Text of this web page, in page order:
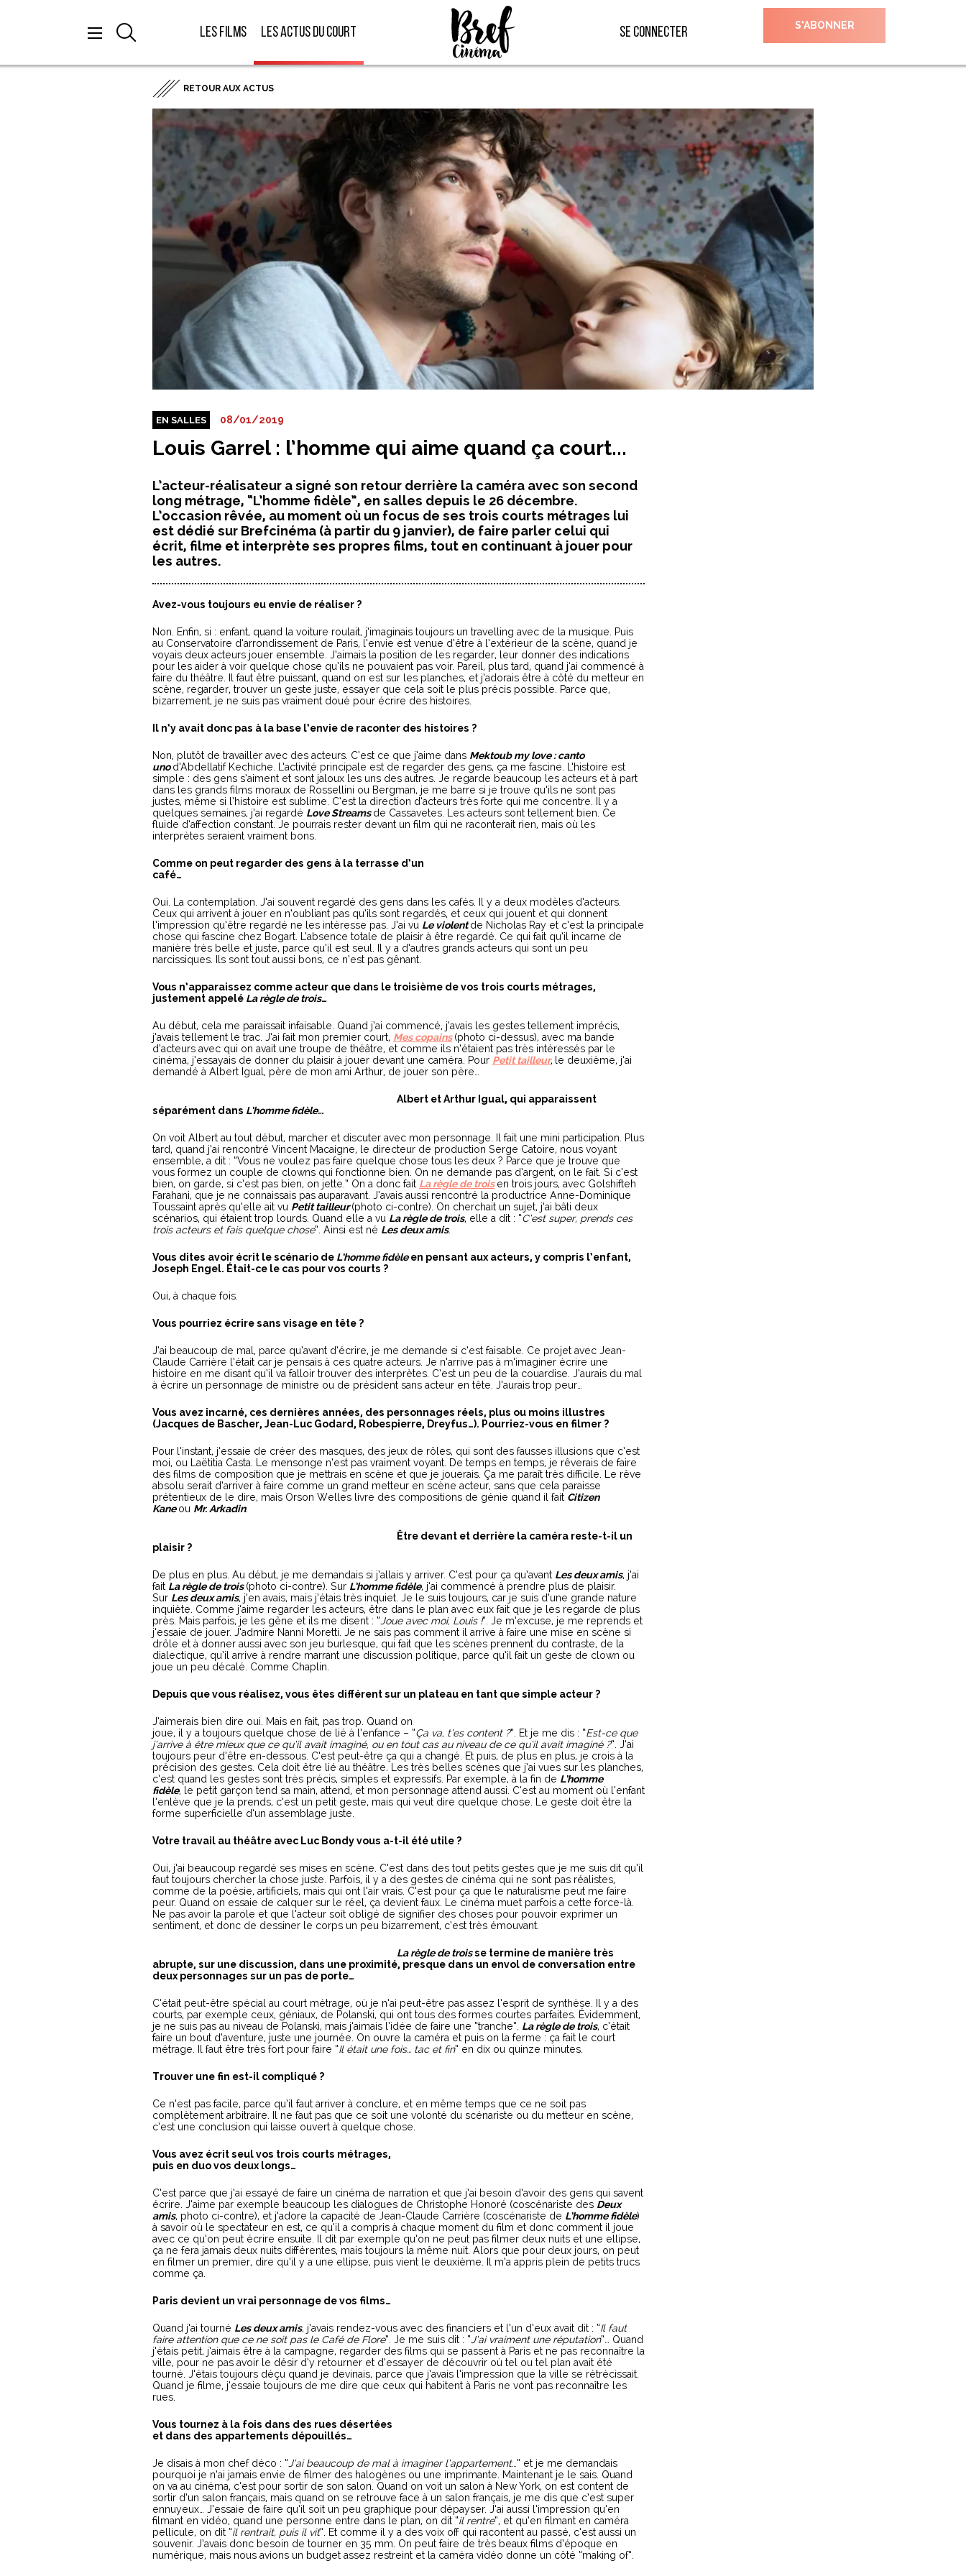
Les films Les actus du court Se connecter S’ABONNER
RETOUR AUX ACTUS
EN SALLES 08/01/2019
Louis Garrel : l’homme qui aime quand ça court...
L’acteur-réalisateur a signé son retour derrière la caméra avec son second
long métrage, “L’homme fidèle”, en salles depuis le 26 décembre.
L’occasion rêvée, au moment où un focus de ses trois courts métrages lui
est dédié sur Brefcinéma (à partir du 9 janvier), de faire parler celui qui
écrit, filme et interprète ses propres films, tout en continuant à jouer pour
les autres.
Avez-vous toujours eu envie de réaliser ?
Non. Enfin, si : enfant, quand la voiture roulait, j’imaginais toujours un travelling avec de la musique. Puis
au Conservatoire d’arrondissement de Paris, l’envie est venue d’être à l’extérieur de la scène, quand je
voyais deux acteurs jouer ensemble. J’aimais la position de les regarder, leur donner des indications
pour les aider à voir quelque chose qu’ils ne pouvaient pas voir. Pareil, plus tard, quand j’ai commencé à
faire du théâtre. Il faut être puissant, quand on est sur les planches, et j’adorais être à côté du metteur en
scène, regarder, trouver un geste juste, essayer que cela soit le plus précis possible. Parce que,
bizarrement, je ne suis pas vraiment doué pour écrire des histoires.
Il n’y avait donc pas à la base l’envie de raconter des histoires ?
Non, plutôt de travailler avec des acteurs. C’est ce que j’aime dans Mektoub my love : canto
unod’Abdellatif Kechiche. L’activité principale est de regarder des gens, ça me fascine. L’histoire est
simple : des gens s’aiment et sont jaloux les uns des autres. Je regarde beaucoup les acteurs et à part
dans les grands films moraux de Rossellini ou Bergman, je me barre si je trouve qu’ils ne sont pas
justes, même si l’histoire est sublime. C’est la direction d’acteurs très forte qui me concentre. Il y a
quelques semaines, j’ai regardé Love Streamsde Cassavetes. Les acteurs sont tellement bien. Ce
fluide d’affection constant. Je pourrais rester devant un film qui ne raconterait rien, mais où les
interprètes seraient vraiment bons.
Comme on peut regarder des gens à la terrasse d’un
café…
Oui. La contemplation. J’ai souvent regardé des gens dans les cafés. Il y a deux modèles d’acteurs.
Ceux qui arrivent à jouer en n’oubliant pas qu’ils sont regardés, et ceux qui jouent et qui donnent
l’impression qu’être regardé ne les intéresse pas. J’ai vu Le violentde Nicholas Ray et c’est la principale
chose qui fascine chez Bogart. L’absence totale de plaisir à être regardé. Ce qui fait qu’il incarne de
manière très belle et juste, parce qu’il est seul. Il y a d’autres grands acteurs qui sont un peu
narcissiques. Ils sont tout aussi bons, ce n’est pas gênant.
Vous n’apparaissez comme acteur que dans le troisième de vos trois courts métrages,
justement appelé La règle de trois…
Au début, cela me paraissait infaisable. Quand j’ai commencé, j’avais les gestes tellement imprécis,
j’avais tellement le trac. J’ai fait mon premier court, Mes copains (photo ci-dessus), avec ma bande
d’acteurs avec qui on avait une troupe de théâtre, et comme ils n’étaient pas très intéressés par le
cinéma, j’essayais de donner du plaisir à jouer devant une caméra. Pour Petit tailleur, le deuxième, j’ai
demandé à Albert Igual, père de mon ami Arthur, de jouer son père…
Albert et Arthur Igual, qui apparaissent
séparément dans L’homme fidèle…
On voit Albert au tout début, marcher et discuter avec mon personnage. Il fait une mini participation. Plus
tard, quand j’ai rencontré Vincent Macaigne, le directeur de production Serge Catoire, nous voyant
ensemble, a dit : “Vous ne voulez pas faire quelque chose tous les deux ? Parce que je trouve que
vous formez un couple de clowns qui fonctionne bien. On ne demande pas d’argent, on le fait. Si c’est
bien, on garde, si c’est pas bien, on jette.” On a donc fait La règle de trois en trois jours, avec Golshifteh
Farahani, que je ne connaissais pas auparavant. J’avais aussi rencontré la productrice Anne-Dominique
Toussaint après qu’elle ait vu Petit tailleur(photo ci-contre). On cherchait un sujet, j’ai bâti deux
scénarios, qui étaient trop lourds. Quand elle a vu La règle de trois, elle a dit : “C’est super, prends ces
trois acteurs et fais quelque chose”. Ainsi est né Les deux amis.
Vous dites avoir écrit le scénario de L’homme fidèleen pensant aux acteurs, y compris l’enfant,
Joseph Engel. Était-ce le cas pour vos courts ?
Oui, à chaque fois.
Vous pourriez écrire sans visage en tête ?
J’ai beaucoup de mal, parce qu’avant d’écrire, je me demande si c’est faisable. Ce projet avec Jean-
Claude Carrière l’était car je pensais à ces quatre acteurs. Je n’arrive pas à m’imaginer écrire une
histoire en me disant qu’il va falloir trouver des interprètes. C’est un peu de la couardise. J’aurais du mal
à écrire un personnage de ministre ou de président sans acteur en tête. J’aurais trop peur…
Vous avez incarné, ces dernières années, des personnages réels, plus ou moins illustres
(Jacques de Bascher, Jean-Luc Godard, Robespierre, Dreyfus…). Pourriez-vous en filmer ?
Pour l’instant, j’essaie de créer des masques, des jeux de rôles, qui sont des fausses illusions que c’est
moi, ou Laëtitia Casta. Le mensonge n’est pas vraiment voyant. De temps en temps, je rêverais de faire
des films de composition que je mettrais en scène et que je jouerais. Ça me paraît très difficile. Le rêve
absolu serait d’arriver à faire comme un grand metteur en scène acteur, sans que cela paraisse
prétentieux de le dire, mais Orson Welles livre des compositions de génie quand il fait Citizen
Kaneou Mr. Arkadin.
Être devant et derrière la caméra reste-t-il un
plaisir ?
De plus en plus. Au début, je me demandais si j’allais y arriver. C’est pour ça qu’avant Les deux amis, j’ai
fait La règle de trois(photo ci-contre). Sur L’homme fidèle, j’ai commencé à prendre plus de plaisir.
Sur Les deux amis, j’en avais, mais j’étais très inquiet. Je le suis toujours, car je suis d’une grande nature
inquiète. Comme j’aime regarder les acteurs, être dans le plan avec eux fait que je les regarde de plus
près. Mais parfois, je les gêne et ils me disent : “Joue avec moi, Louis !”. Je m’excuse, je me reprends et
j’essaie de jouer. J’admire Nanni Moretti. Je ne sais pas comment il arrive à faire une mise en scène si
drôle et à donner aussi avec son jeu burlesque, qui fait que les scènes prennent du contraste, de la
dialectique, qu’il arrive à rendre marrant une discussion politique, parce qu’il fait un geste de clown ou
joue un peu décalé. Comme Chaplin.
Depuis que vous réalisez, vous êtes différent sur un plateau en tant que simple acteur ?
J’aimerais bien dire oui. Mais en fait, pas trop. Quand on
joue, il y a toujours quelque chose de lié à l’enfance – “Ça va, t’es content ?”. Et je me dis : “Est-ce que
j’arrive à être mieux que ce qu’il avait imaginé, ou en tout cas au niveau de ce qu’il avait imaginé ?”. J’ai
toujours peur d’être en-dessous. C’est peut-être ça qui a changé. Et puis, de plus en plus, je crois à la
précision des gestes. Cela doit être lié au théâtre. Les très belles scènes que j’ai vues sur les planches,
c’est quand les gestes sont très précis, simples et expressifs. Par exemple, à la fin de L’homme
fidèle, le petit garçon tend sa main, attend, et mon personnage attend aussi. C’est au moment où l’enfant
l’enlève que je la prends, c’est un petit geste, mais qui veut dire quelque chose. Le geste doit être la
forme superficielle d’un assemblage juste.
Votre travail au théâtre avec Luc Bondy vous a-t-il été utile ?
Oui, j’ai beaucoup regardé ses mises en scène. C’est dans des tout petits gestes que je me suis dit qu’il
faut toujours chercher la chose juste. Parfois, il y a des gestes de cinéma qui ne sont pas réalistes,
comme de la poésie, artificiels, mais qui ont l’air vrais. C’est pour ça que le naturalisme peut me faire
peur. Quand on essaie de calquer sur le réel, ça devient faux. Le cinéma muet parfois a cette force-là.
Ne pas avoir la parole et que l’acteur soit obligé de signifier des choses pour pouvoir exprimer un
sentiment, et donc de dessiner le corps un peu bizarrement, c’est très émouvant.
La règle de troisse termine de manière très
abrupte, sur une discussion, dans une proximité, presque dans un envol de conversation entre
deux personnages sur un pas de porte…
C’était peut-être spécial au court métrage, où je n’ai peut-être pas assez l’esprit de synthèse. Il y a des
courts, par exemple ceux, géniaux, de Polanski, qui ont tous des formes courtes parfaites. Évidemment,
je ne suis pas au niveau de Polanski, mais j’aimais l’idée de faire une “tranche”. La règle de trois, c’était
faire un bout d’aventure, juste une journée. On ouvre la caméra et puis on la ferme : ça fait le court
métrage. Il faut être très fort pour faire “Il était une fois… tac et fin” en dix ou quinze minutes.
Trouver une fin est-il compliqué ?
Ce n’est pas facile, parce qu’il faut arriver à conclure, et en même temps que ce ne soit pas
complètement arbitraire. Il ne faut pas que ce soit une volonté du scénariste ou du metteur en scène,
c’est une conclusion qui laisse ouvert à quelque chose.
Vous avez écrit seul vos trois courts métrages,
puis en duo vos deux longs…
C’est parce que j’ai essayé de faire un cinéma de narration et que j’ai besoin d’avoir des gens qui savent
écrire. J’aime par exemple beaucoup les dialogues de Christophe Honoré (coscénariste des Deux
amis, photo ci-contre), et j’adore la capacité de Jean-Claude Carrière (coscénariste de L’homme fidèle)
à savoir où le spectateur en est, ce qu’il a compris à chaque moment du film et donc comment il joue
avec ce qu’on peut écrire ensuite. Il dit par exemple qu’on ne peut pas filmer deux nuits et une ellipse,
ça ne fera jamais deux nuits différentes, mais toujours la même nuit. Alors que pour deux jours, on peut
en filmer un premier, dire qu’il y a une ellipse, puis vient le deuxième. Il m’a appris plein de petits trucs
comme ça.
Paris devient un vrai personnage de vos films…
Quand j’ai tourné Les deux amis, j’avais rendez-vous avec des financiers et l’un d’eux avait dit : “Il faut
faire attention que ce ne soit pas le Café de Flore”. Je me suis dit : “J’ai vraiment une réputation”… Quand
j’étais petit, j’aimais être à la campagne, regarder des films qui se passent à Paris et ne pas reconnaître la
ville, pour ne pas avoir le désir d’y retourner et d’essayer de découvrir où tel ou tel plan avait été
tourné. J’étais toujours déçu quand je devinais, parce que j’avais l’impression que la ville se rétrécissait.
Quand je filme, j’essaie toujours de me dire que ceux qui habitent à Paris ne vont pas reconnaître les
rues.
Vous tournez à la fois dans des rues désertées
et dans des appartements dépouillés…
Je disais à mon chef déco : “J’ai beaucoup de mal à imaginer l’appartement…” et je me demandais
pourquoi je n’ai jamais envie de filmer des halogènes ou une imprimante. Maintenant je le sais. Quand
on va au cinéma, c’est pour sortir de son salon. Quand on voit un salon à New York, on est content de
sortir d’un salon français, mais quand on se retrouve face à un salon français, je me dis que c’est super
ennuyeux… J’essaie de faire qu’il soit un peu graphique pour dépayser. J’ai aussi l’impression qu’en
filmant en vidéo, quand une personne entre dans le plan, on dit “il rentre”, et qu’en filmant en caméra
pellicule, on dit “il rentrait, puis il vit”. Et comme il y a des voix off qui racontent au passé, c’est aussi un
souvenir. J’avais donc besoin de tourner en 35 mm. On peut faire de très beaux films d’époque en
numérique, mais nous avions un budget assez restreint et la caméra vidéo donne un côté “making of”.